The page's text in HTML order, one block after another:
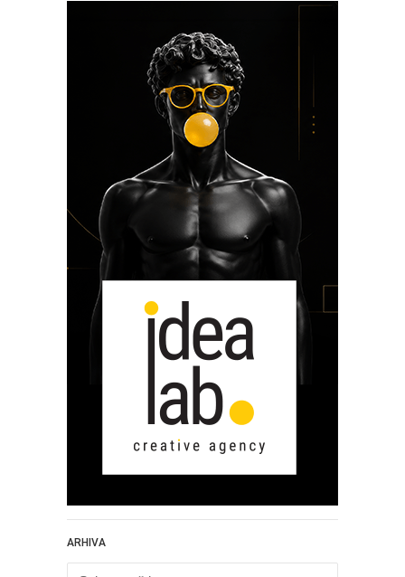
ARHIVA
Arhiva